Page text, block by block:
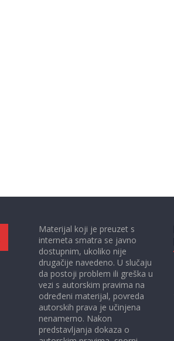
Materijal koji je preuzet s
interneta smatra se javno
dostupnim, ukoliko nije
drugačije navedeno. U slučaju
da postoji problem ili greška u
vezi s autorskim pravima na
određeni materijal, povreda
autorskih prava je učinjena
nenamerno. Nakon
predstavljanja dokaza o